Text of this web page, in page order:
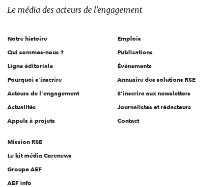
des
l'engagement
Le média des acteurs de l'engagement
Notre histoire
Qui sommes-nous ?
Ligne éditoriale
Pourquoi s'inscrire
Acteurs de l'engagement
Actualités
Appels à projets
Emplois
Publications
Évènements
Annuaire des solutions RSE
S'inscrire aux newsletters
Journalistes et rédacteurs
Contact
Mission RSE
Le kit média Carenews
Groupe AEF
AEF info